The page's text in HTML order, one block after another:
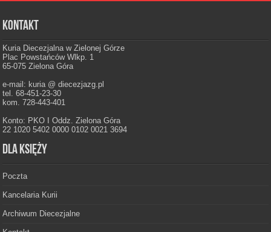
Kontakt
Kuria Diecezjalna w Zielonej Górze
Plac Powstańców Wlkp. 1
65-075 Zielona Góra
e-mail: kuria @ diecezjazg.pl
tel. 68-451-23-30
kom. 728-443-401
Konto: PKO I Oddz. Zielona Góra
22 1020 5402 0000 0102 0021 3694
Dla księży
Poczta
Kancelaria Kurii
Archiwum Diecezjalne